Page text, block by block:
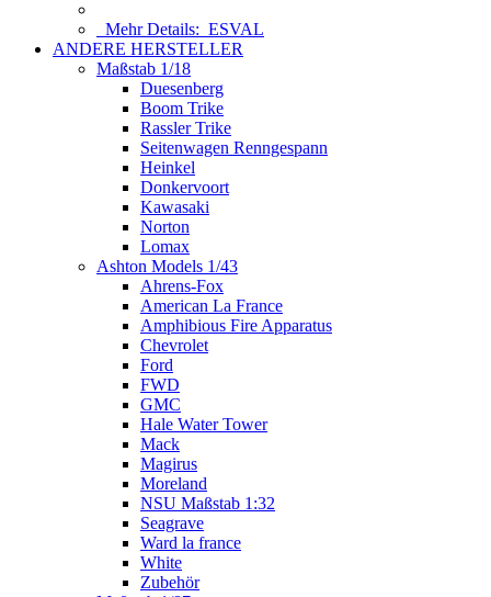
Mehr Details: ESVAL
ANDERE HERSTELLER
Maßstab 1/18
Duesenberg
Boom Trike
Rassler Trike
Seitenwagen Renngespann
Heinkel
Donkervoort
Kawasaki
Norton
Lomax
Ashton Models 1/43
Ahrens-Fox
American La France
Amphibious Fire Apparatus
Chevrolet
Ford
FWD
GMC
Hale Water Tower
Mack
Magirus
Moreland
NSU Maßstab 1:32
Seagrave
Ward la france
White
Zubehör